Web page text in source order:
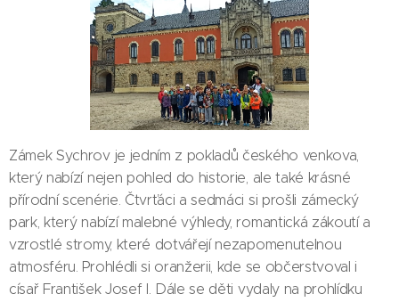
Zámek Sychrov je jedním z pokladů českého venkova,
který nabízí nejen pohled do historie, ale také krásné
přírodní scenérie. Čtvrťáci a sedmáci si prošli zámecký
park, který nabízí malebné výhledy, romantická zákoutí a
vzrostlé stromy, které dotvářejí nezapomenutelnou
atmosféru. Prohlédli si oranžerii, kde se občerstvoval i
císař František Josef I. Dále se děti vydaly na prohlídku